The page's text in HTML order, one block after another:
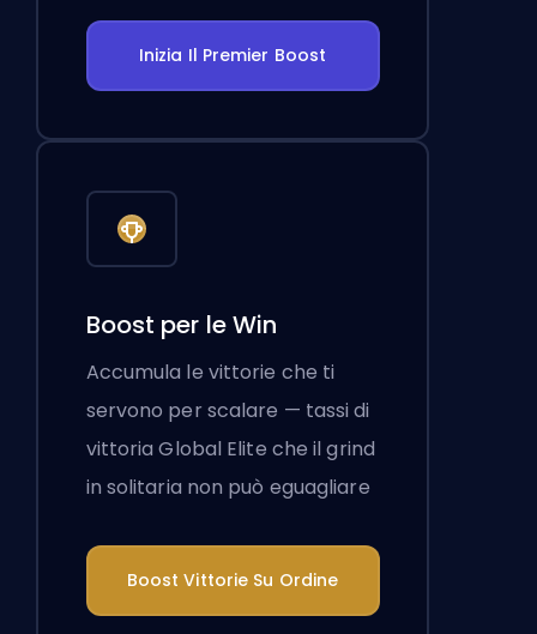
Inizia Il Premier Boost
Boost per le Win
Accumula le vittorie che ti
servono per scalare — tassi di
vittoria Global Elite che il grind
in solitaria non può eguagliare
Boost Vittorie Su Ordine